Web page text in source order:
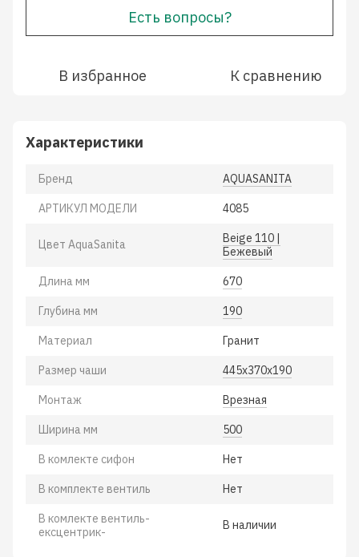
Есть вопросы?
В избранное К сравнению
Характеристики
Бренд AQUASANITA
АРТИКУЛ МОДЕЛИ 4085
Цвет AquaSanita
Beige 110 |
Бежевый
Длина мм 670
Глубина мм 190
Материал Гранит
Размер чаши 445х370х190
Монтаж Врезная
Ширина мм 500
В комлекте сифон Нет
В комплекте вентиль Нет
В комлекте вентиль-
ексцентрик-
В наличии